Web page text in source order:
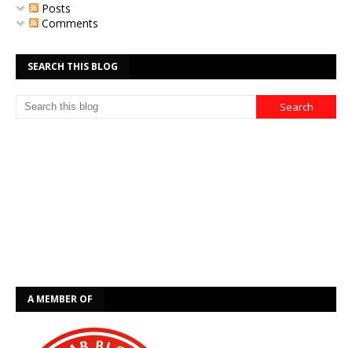
Posts
Comments
SEARCH THIS BLOG
A MEMBER OF